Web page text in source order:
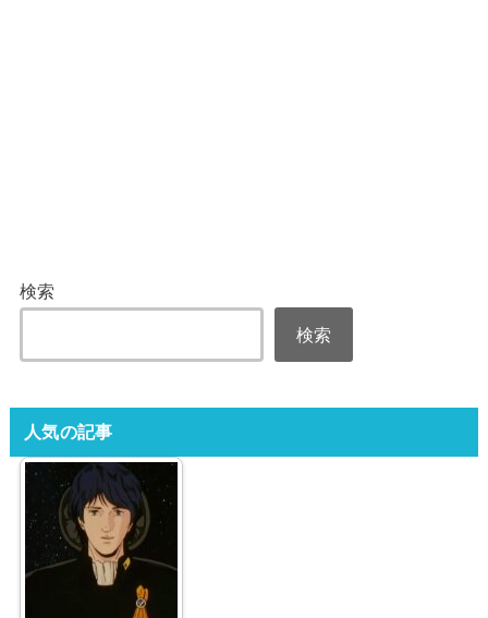
検索
検索
人気の記事